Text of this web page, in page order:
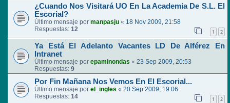
¿Cuando Nos Visitará UO En La Academia De S.L. El
Escorial?
Último mensaje por manpasju « 18 Nov 2009, 21:58
Respuestas: 12 1 2
Ya Está El Adelanto Vacantes LD De Alférez En
Intranet
Último mensaje por epaminondas « 23 Sep 2009, 20:53
Respuestas: 9
Por Fin Mañana Nos Vemos En El Escorial...
Último mensaje por el_ingles « 20 Sep 2009, 19:06
Respuestas: 14 1 2